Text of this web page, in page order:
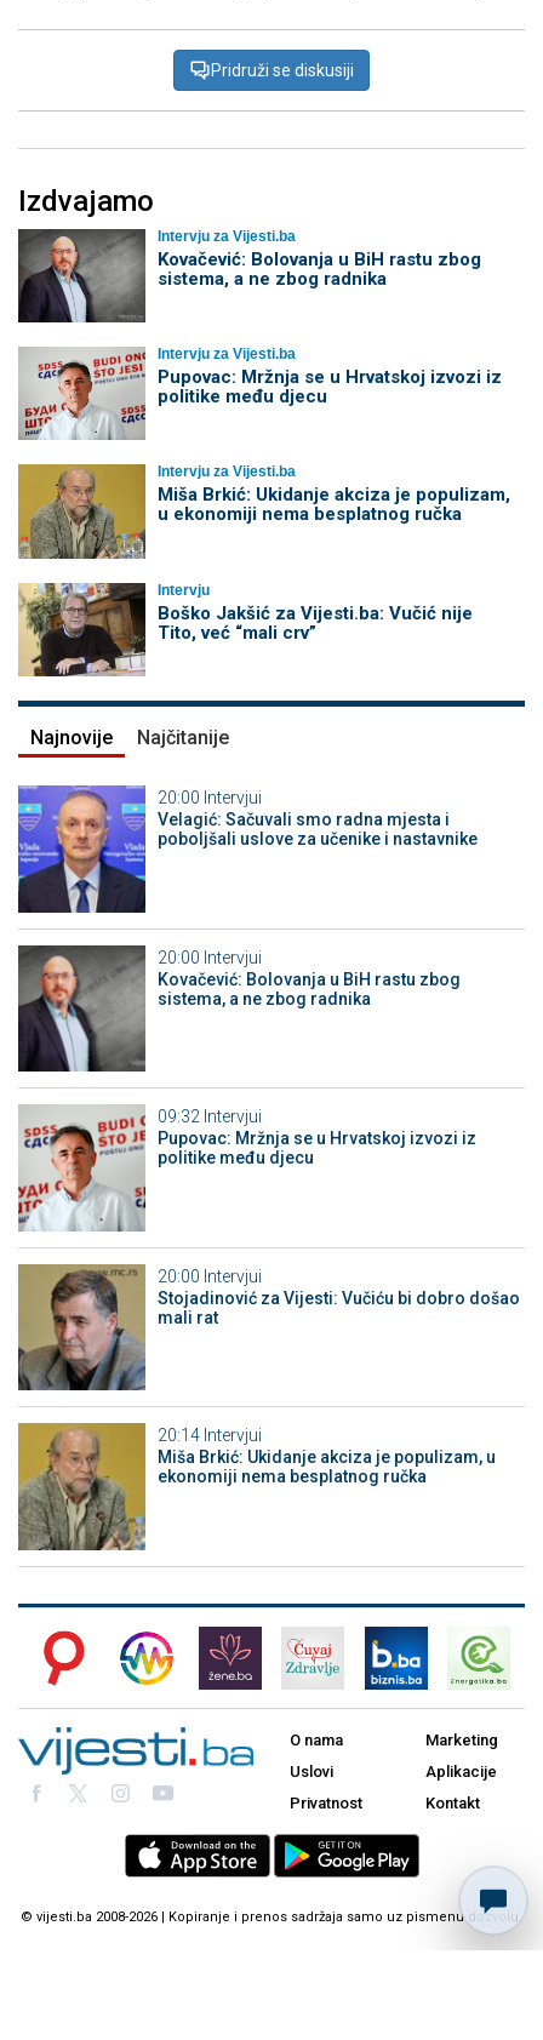
Pridruži se diskusiji
Izdvajamo
Intervju za Vijesti.ba
Kovačević: Bolovanja u BiH rastu zbog
sistema, a ne zbog radnika
Intervju za Vijesti.ba
Pupovac: Mržnja se u Hrvatskoj izvozi iz
politike među djecu
Intervju za Vijesti.ba
Miša Brkić: Ukidanje akciza je populizam,
u ekonomiji nema besplatnog ručka
Intervju
Boško Jakšić za Vijesti.ba: Vučić nije
Tito, već “mali crv”
Najnovije Najčitanije
20:00 Intervjui
Velagić: Sačuvali smo radna mjesta i
poboljšali uslove za učenike i nastavnike
20:00 Intervjui
Kovačević: Bolovanja u BiH rastu zbog
sistema, a ne zbog radnika
09:32 Intervjui
Pupovac: Mržnja se u Hrvatskoj izvozi iz
politike među djecu
20:00 Intervjui
Stojadinović za Vijesti: Vučiću bi dobro došao
mali rat
20:14 Intervjui
Miša Brkić: Ukidanje akciza je populizam, u
ekonomiji nema besplatnog ručka
O nama
Uslovi
Privatnost
Marketing
Aplikacije
Kontakt
© vijesti.ba 2008-2026 | Kopiranje i prenos sadržaja samo uz pismenu dozvolu.